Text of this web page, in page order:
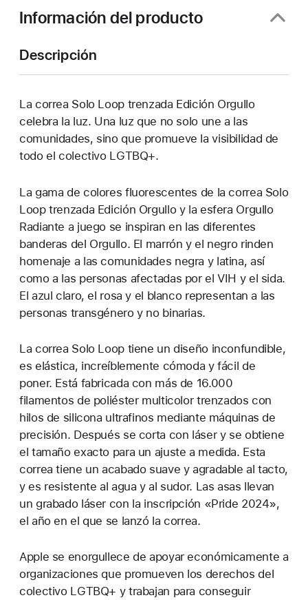
Información del producto
Descripción
La correa Solo Loop trenzada Edición Orgullo
celebra la luz. Una luz que no solo une a las
comunidades, sino que promueve la visibilidad de
todo el colectivo LGTBQ+.
La gama de colores fluorescentes de la correa Solo
Loop trenzada Edición Orgullo y la esfera Orgullo
Radiante a juego se inspiran en las diferentes
banderas del Orgullo. El marrón y el negro rinden
homenaje a las comunidades negra y latina, así
como a las personas afectadas por el VIH y el sida.
El azul claro, el rosa y el blanco representan a las
personas transgénero y no binarias.
La correa Solo Loop tiene un diseño inconfundible,
es elástica, increíblemente cómoda y fácil de
poner. Está fabricada con más de 16.000
filamentos de poliéster multicolor trenzados con
hilos de silicona ultrafinos mediante máquinas de
precisión. Después se corta con láser y se obtiene
el tamaño exacto para un ajuste a medida. Esta
correa tiene un acabado suave y agradable al tacto,
y es resistente al agua y al sudor. Las asas llevan
un grabado láser con la inscripción «Pride 2024»,
el año en el que se lanzó la correa.
Apple se enorgullece de apoyar económicamente a
organizaciones que promueven los derechos del
colectivo LGTBQ+ y trabajan para conseguir